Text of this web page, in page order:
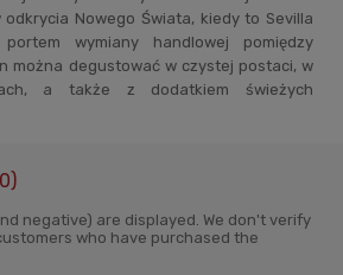
Nowego Świata, kiedy to Sevilla
wymiany handlowej pomiędzy
można degustować w czystej postaci, w
a także z dodatkiem świeżych
negative) are displayed. We don't verify
who have purchased the